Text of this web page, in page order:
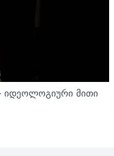
იდეოლოგიური მითი